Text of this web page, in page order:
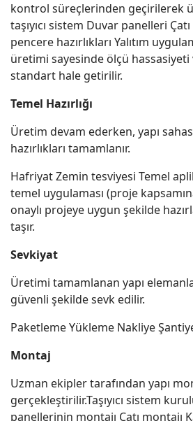
kontrol süreçlerinden geçirilerek
taşıyıcı sistem Duvar panelleri
pencere hazırlıkları Yalıtım
üretimi sayesinde ölçü
standart hale getirilir.
Temel Hazırlığı
Üretim devam ederken, yapı
hazırlıkları tamamlanır.
Hafriyat Zemin tesviyesi Temel
temel uygulaması (proje
onaylı projeye uygun şekilde
taşır.
Sevkiyat
Üretimi tamamlanan yapı
güvenli şekilde sevk edilir.
Paketleme Yükleme Nakliye
Montaj
Uzman ekipler tarafından yapı
gerçekleştirilir.Taşıyıcı sistem
panellerinin montajı Çatı montajı